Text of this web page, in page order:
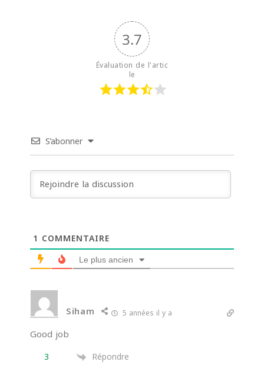
3.7
Évaluation de l'artic
le
S’abonner
1 COMMENTAIRE
Le plus ancien
Siham 5 années il y a
Good job
3 Répondre